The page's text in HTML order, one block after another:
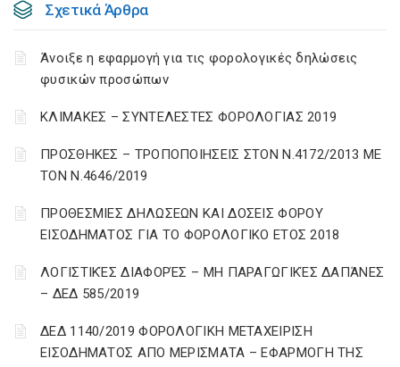
Σχετικά Άρθρα
Άνοιξε η εφαρμογή για τις φορολογικές δηλώσεις
φυσικών προσώπων
ΚΛΙΜΑΚΕΣ – ΣΥΝΤΕΛΕΣΤΕΣ ΦΟΡΟΛΟΓΙΑΣ 2019
ΠΡΟΣΘΗΚΕΣ – ΤΡΟΠΟΠΟΙΗΣΕΙΣ ΣΤΟΝ Ν.4172/2013 ΜΕ
ΤΟΝ Ν.4646/2019
ΠΡΟΘΕΣΜΙΕΣ ΔΗΛΩΣΕΩΝ ΚΑΙ ΔΟΣΕΙΣ ΦΟΡΟΥ
ΕΙΣΟΔΗΜΑΤΟΣ ΓΙΑ ΤΟ ΦΟΡΟΛΟΓΙΚΟ ΕΤΟΣ 2018
ΛΟΓΙΣΤΙΚΈΣ ΔΙΑΦΟΡΈΣ – ΜΗ ΠΑΡΑΓΩΓΙΚΈΣ ΔΑΠΆΝΕΣ
– ΔΕΔ 585/2019
ΔΕΔ 1140/2019 ΦΟΡΟΛΟΓΙΚΗ ΜΕΤΑΧΕΙΡΙΣΗ
ΕΙΣΟΔΗΜΑΤΟΣ ΑΠΟ ΜΕΡΙΣΜΑΤΑ – ΕΦΑΡΜΟΓΗ ΤΗΣ